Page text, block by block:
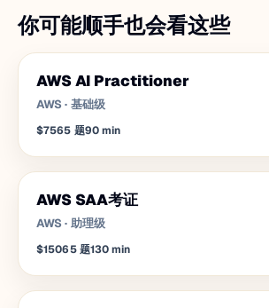
你可能顺手也会看这些
AWS AI Practitioner
AWS· 基础级
$7565 题90min
AWS SAA考证
AWS· 助理级
$15065 题130min